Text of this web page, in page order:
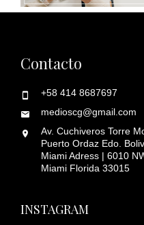
Contacto
+58 414 8687697
medioscg@gmail.com
Av. Cuchiveros Torre
Puerto Ordaz Edo.
Miami Adress | 6010
Miami Florida 33015
INSTAGRAM